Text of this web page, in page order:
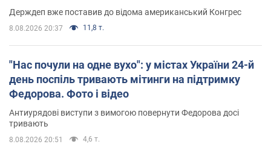
Держдеп вже поставив до відома американський Конгрес
8.08.2026 20:37 11,8 т.
"Нас почули на одне вухо": у містах України 24-й
день поспіль тривають мітинги на підтримку
Федорова. Фото і відео
Антиурядові виступи з вимогою повернути Федорова досі
тривають
8.08.2026 20:51 4,6 т.